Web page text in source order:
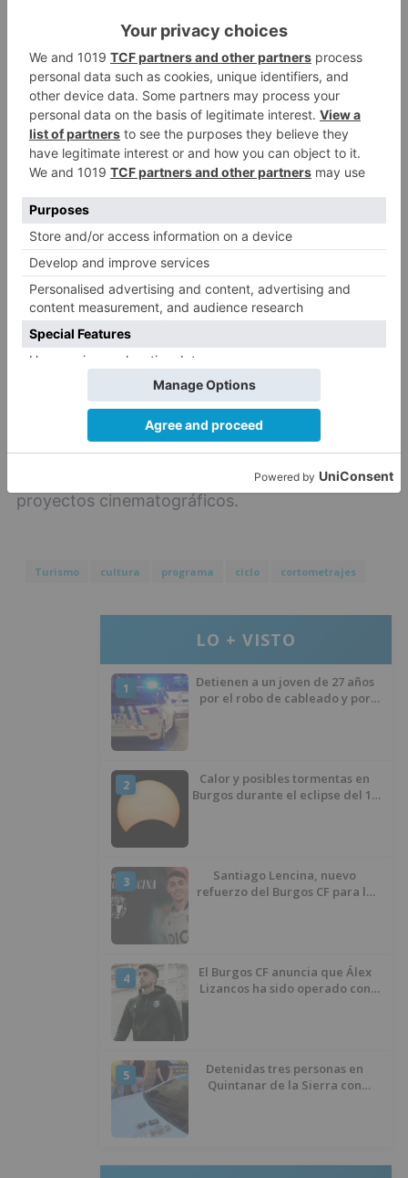
Desde hace un año, la Consejería de Cultura y
Turismo está implementando medidas
innovadoras de apoyo a las industrias culturales
en ese ámbito, que van desde la transformación
y mejora de las líneas de subvenciones
destinadas al fomento de las producciones
cinematográficas, hasta el impulso de la Film
Commission de Castilla y León, pasando por la
nueva líneas de subvenciones destinadas al
sector cinematográfico que se convocarán este
año 2021 y la línea de subvenciones destinadas
a financiar la preproducción, producción y
distribución de largometrajes, documentales y
de ficción, y pilotos de series de animación y de
televisión. Ambas líneas hicieron posible la
financiación a lo largo de 2020 de un total de 22
proyectos cinematográficos.
Turismo cultura programa ciclo cortometrajes
LO + VISTO
1
Detienen a un joven de 27 años
por el robo de cableado y por
2
Calor y posibles tormentas en
Burgos durante el eclipse del 12
3
Santiago Lencina, nuevo
refuerzo del Burgos CF para la
4
El Burgos CF anuncia que Álex
Lizancos ha sido operado con
5
Detenidas tres personas en
Quintanar de la Sierra con